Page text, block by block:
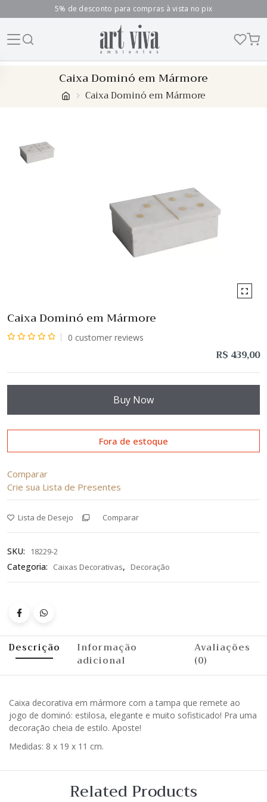
5% de desconto para compras à vista no pix
Caixa Dominó em Mármore
Caixa Dominó em Mármore
Caixa Dominó em Mármore
0 customer reviews
R$ 439,00
Buy Now
Fora de estoque
Comparar
Crie sua Lista de Presentes
Lista de Desejo Comparar
SKU: 18229-2
Categoria: Caixas Decorativas, Decoração
Descrição
Informação
adicional
Avaliações
(0)
Caixa decorativa em mármore com a tampa que remete ao
jogo de dominó: estilosa, elegante e muito sofisticado! Pra uma
decoração cheia de estilo. Aposte!
Medidas: 8 x 19 x 11 cm.
Related Products